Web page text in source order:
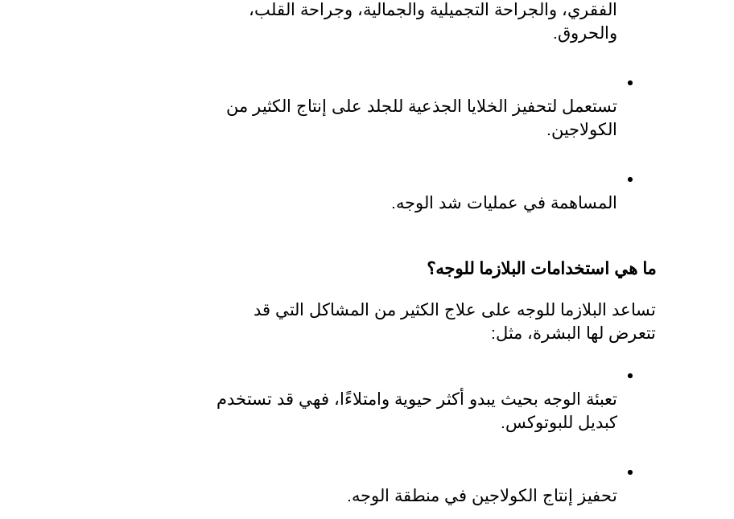
والحروق.
الكولاجين.
المساهمة في عمليات شد الوجه.
ما هي استخدامات البلازما للوجه؟
تتعرض لها البشرة، مثل:
كبديل للبوتوكس.
تحفيز إنتاج الكولاجين في منطقة الوجه.